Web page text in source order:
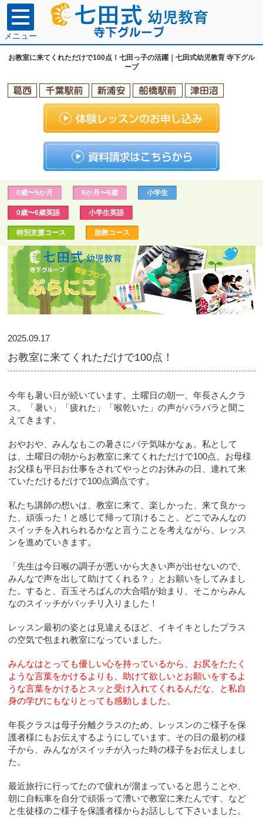
お教室に来てくれただけで100点！七田っ子の活躍｜七田式幼児教育 寺下グル
ープ
メニュー
0歳〜5か月 6か月〜6歳 小学生
0歳〜6歳英語 小学生英語
特別支援コース 胎教コース
2025.09.17
お教室に来てくれただけで100点！
今年も暑い日が続いています。土曜日の朝一、年長さんクラ
ス。「暑い」「疲れた」「喉乾いた」の声がパラパラと聞こ
えてきます。
おやおや、みんなもこの暑さにバテ気味かなぁ。私として
は、土曜日の朝からお教室に来てくれただけで100点。お母様
お父様も平日お仕事をされてやっとのお休みの日、連れて来
ていただけるだけで100点満点です。
私たち講師の想いは、教室に来て、楽しかった、来て良かっ
た、頑張った！と感じて帰って頂けること。どこでみんなの
スイッチを入れられるかなと言うことを考えながら、レッス
ンを進めていきます。
「先生は今日喉の調子が悪いから大きい声が出せないので、
みんなで声を出して助けてくれる？」とお願いをしてみまし
た。すると、百玉そろばんの大合唱が始まり、そこからみん
なのスイッチがバッチリ入りました！
レッスン最初の姿とは見違えるほど、イキイキとしたプラス
の空気で包まれ教室になっていました。
みんなはとっても優しい心を持っているから、お尻をたたく
ような言葉をかけるよりも、助けて欲しいとお願いをするよ
うな言葉をかけるとスッと受け入れてくれるんだな、と私自
身の学びにもなりとっても感動しました。
年長クラスは母子分離クラスのため、レッスンのご様子を保
護者様にもお伝えするようにしています。その日の最初の様
子から、みんながスイッチが入った時の様子をお伝えしまし
た。
最近旅行に行ってたので疲れが溜まっていると思うことや、
朝に自転車を自分で頑張って漕いで教室に来たんです、など
と生徒様のご様子を保護者様からお話しして下さいました。